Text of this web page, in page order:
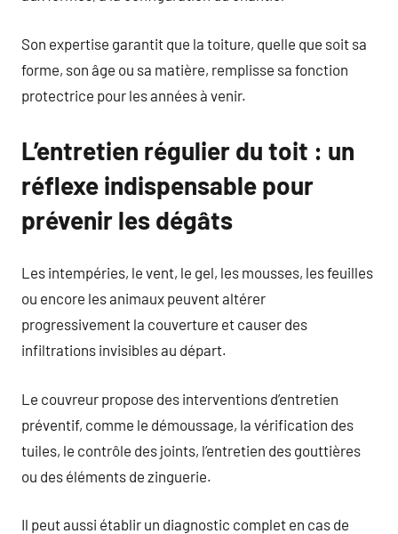
Son expertise garantit que la toiture, quelle que soit sa
forme, son âge ou sa matière, remplisse sa fonction
protectrice pour les années à venir.
L’entretien régulier du toit : un
réflexe indispensable pour
prévenir les dégâts
Les intempéries, le vent, le gel, les mousses, les feuilles
ou encore les animaux peuvent altérer
progressivement la couverture et causer des
infiltrations invisibles au départ.
Le couvreur propose des interventions d’entretien
préventif, comme le démoussage, la vérification des
tuiles, le contrôle des joints, l’entretien des gouttières
ou des éléments de zinguerie.
Il peut aussi établir un diagnostic complet en cas de